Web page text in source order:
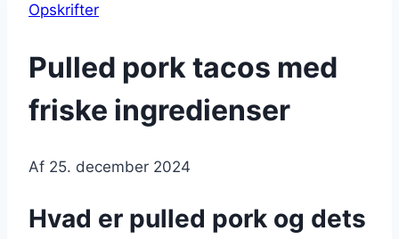
Opskrifter
Pulled pork tacos med
friske ingredienser
Af 25. december 2024
Hvad er pulled pork og dets